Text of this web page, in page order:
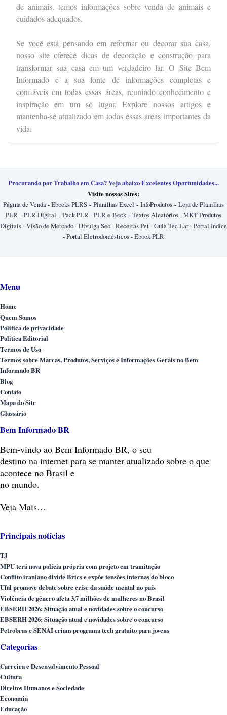
de animais, temos informações sobre venda de animais e
cuidados adequados.
Se você está pensando em reformar ou decorar sua casa,
nosso site oferece dicas de decoração e construção para
transformar sua casa em um verdadeiro lar. O Site Bem
Informado é a sua fonte de informações completas e
confiáveis em todas essas áreas, reunindo conhecimento e
inspiração em um só lugar. Explore nossos artigos e
mantenha-se atualizado em todas essas áreas importantes da
vida.
Procurando por Trabalho em Casa? Veja abaixo Excelentes Oportunidades...
Visite nossos Sites:
Página de Venda-Ebooks PLRS - Planilhas Excel - InfoProdutos - Loja de Planilhas
PLR - PLR Digital - Pack PLR-PLR e-Book- Textos Aleatórios-MKT Produtos
Digitais-Visão de Mercado-Divulga Seo-Receitas Pet-Guia Tec Lar-Portal Índice
-Portal Eletrodomésticos-Ebook PLR
Menu
Home
Quem Somos
Política de privacidade
Politica Editorial
Termos de Uso
Termos sobre Marcas, Produtos, Serviços e Informações Gerais no Bem
Informado BR
Blog
Contato
Mapa do Site
Glossário
Bem Informado BR
Bem-vindo ao Bem Informado BR, o seu
destino na internet para se manter atualizado sobre o que
acontece no Brasil e
no mundo.
Veja Mais…
Principais notícias
TJ
MPU terá nova polícia própria com projeto em tramitação
Conflito iraniano divide Brics e expõe tensões internas do bloco
Ufal promove debate sobre crise da saúde mental no país
Violência de gênero afeta 3,7 milhões de mulheres no Brasil
EBSERH 2026: Situação atual e novidades sobre o concurso
EBSERH 2026: Situação atual e novidades sobre o concurso
Petrobras e SENAI criam programa tech gratuito para jovens
Categorias
Carreira e Desenvolvimento Pessoal
Cultura
Direitos Humanos e Sociedade
Economia
Educação